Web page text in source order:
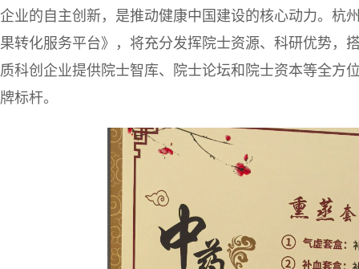
企业的自主创新，是推动健康中国建设的核心动力。杭
果转化服务平台》，将充分发挥院士资源、科研优势，
质科创企业提供院士智库、院士论坛和院士资本等全方
牌标杆。